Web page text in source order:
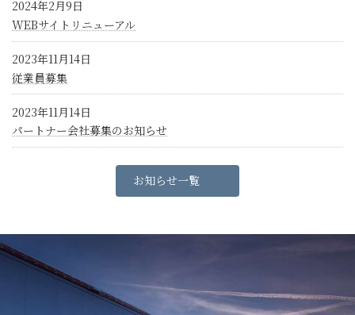
2024年2月9日
WEBサイトリニューアル
2023年11月14日
従業員募集
2023年11月14日
パートナー会社募集のお知らせ
お知らせ一覧